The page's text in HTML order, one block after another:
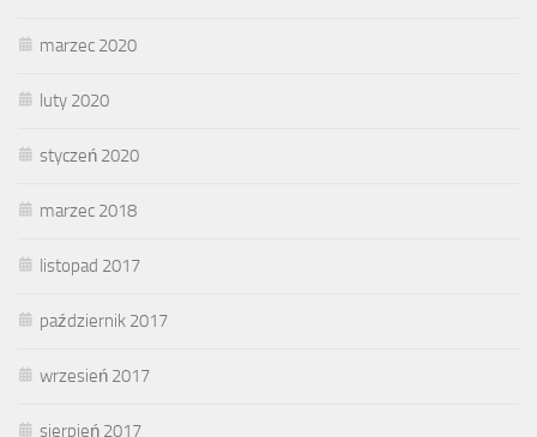
marzec 2020
luty 2020
styczeń 2020
marzec 2018
listopad 2017
październik 2017
wrzesień 2017
sierpień 2017